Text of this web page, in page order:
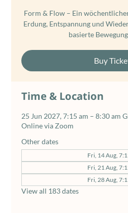
Form & Flow – Ein
Erdung, Entspannung und
basierte
Buy
Time & Location
25 Jun 2027, 7:15 am – 8:30 am
Online via Zoom
Other dates
Fri, 14 Aug,
Fri, 21 Aug,
Fri, 28 Aug,
View all 183 dates